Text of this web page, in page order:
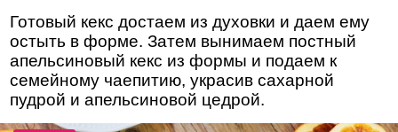
Готовый кекс достаем из духовки и даем ему
остыть в форме. Затем вынимаем постный
апельсиновый кекс из формы и подаем к
семейному чаепитию, украсив сахарной
пудрой и апельсиновой цедрой.